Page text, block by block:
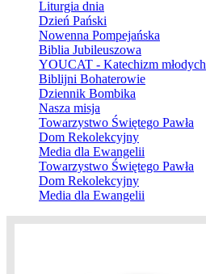
Liturgia dnia
Dzień Pański
Nowenna Pompejańska
Biblia Jubileuszowa
YOUCAT - Katechizm młodych
Biblijni Bohaterowie
Dziennik Bombika
Nasza misja
Towarzystwo Świętego Pawła
Dom Rekolekcyjny
Media dla Ewangelii
Towarzystwo Świętego Pawła
Dom Rekolekcyjny
Media dla Ewangelii